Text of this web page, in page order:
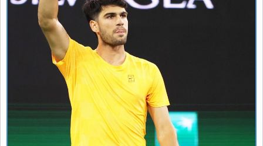
КЛУБОВЕ
Спорт&Фитнес